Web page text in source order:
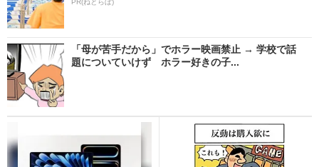
PR(ねとらぼ)
「母が苦手だから」でホラー映画禁止 → 学校で話
題についていけず ホラー好きの子...